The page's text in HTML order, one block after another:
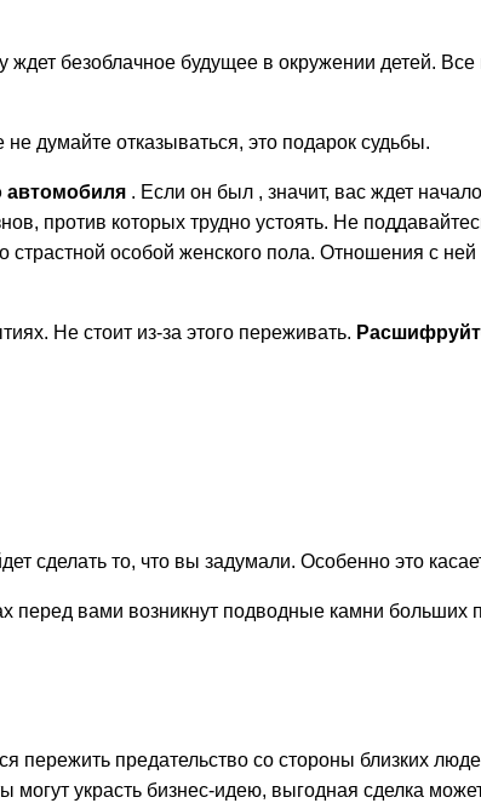
безоблачное будущее в окружении детей.
думайте отказываться, это подарок судьбы.
автомобиля . Если он был , значит, вас ждет
против которых трудно устоять. Не
особой женского пола. Отношения с ней
Не стоит из-за этого переживать.
сделать то, что вы задумали. Особенно это
перед вами возникнут подводные камни больших
предательство со стороны близких
украсть бизнес-идею, выгодная сделка